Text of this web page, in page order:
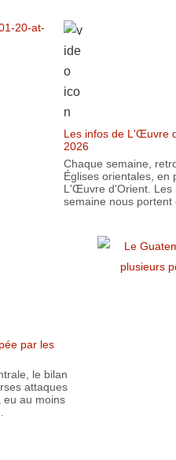
Les infos de L'Œuvre
2026
Chaque semaine,
Églises orientales, en
L'Œuvre d'Orient. Les
semaine nous
par les
le bilan
attaques
eu au moins